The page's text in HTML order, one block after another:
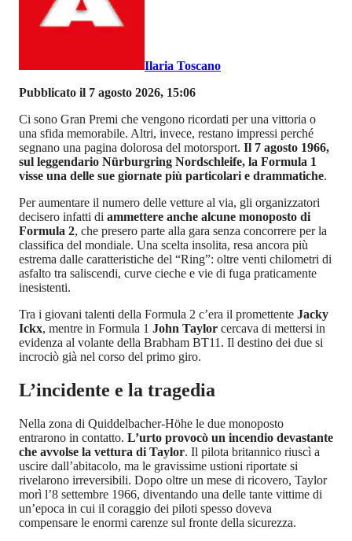
Ilaria Toscano
Pubblicato il 7 agosto 2026, 15:06
Ci sono Gran Premi che vengono ricordati per una vittoria o
una sfida memorabile. Altri, invece, restano impressi perché
segnano una pagina dolorosa del motorsport. Il 7 agosto 1966,
sul leggendario Nürburgring Nordschleife, la Formula 1
visse una delle sue giornate più particolari e drammatiche.
Per aumentare il numero delle vetture al via, gli organizzatori
decisero infatti di ammettere anche alcune monoposto di
Formula 2, che presero parte alla gara senza concorrere per la
classifica del mondiale. Una scelta insolita, resa ancora più
estrema dalle caratteristiche del “Ring”: oltre venti chilometri di
asfalto tra saliscendi, curve cieche e vie di fuga praticamente
inesistenti.
Tra i giovani talenti della Formula 2 c’era il promettente Jacky
Ickx, mentre in Formula 1 John Taylor cercava di mettersi in
evidenza al volante della Brabham BT11. Il destino dei due si
incrociò già nel corso del primo giro.
L’incidente e la tragedia
Nella zona di Quiddelbacher-Höhe le due monoposto
entrarono in contatto. L’urto provocò un incendio devastante
che avvolse la vettura di Taylor. Il pilota britannico riuscì a
uscire dall’abitacolo, ma le gravissime ustioni riportate si
rivelarono irreversibili. Dopo oltre un mese di ricovero, Taylor
morì l’8 settembre 1966, diventando una delle tante vittime di
un’epoca in cui il coraggio dei piloti spesso doveva
compensare le enormi carenze sul fronte della sicurezza.